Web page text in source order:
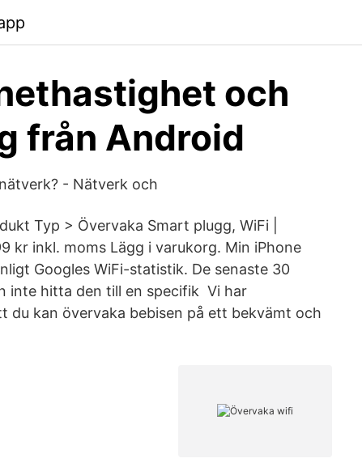
och
från Android
- Nätverk och
Typ > Övervaka Smart plugg, WiFi |
kr inkl. moms Lägg i varukorg. Min iPhone
Googles WiFi-statistik. De senaste 30
inte hitta den till en specifik Vi har
du kan övervaka bebisen på ett bekvämt och